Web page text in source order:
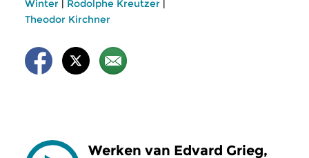
Winter | Rodolphe Kreutzer |
Theodor Kirchner
Werken van Edvard Grieg,